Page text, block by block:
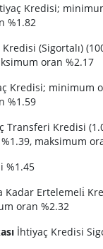
Kredisi;
%1.82
(Sigortalı)
oran %2.17
Kredisi; minimum
%1.59
Transferi Kredisi
maksimum
%1.45
Kadar Ertelemeli̇
oran %2.32
İhtiyaç Kredisi